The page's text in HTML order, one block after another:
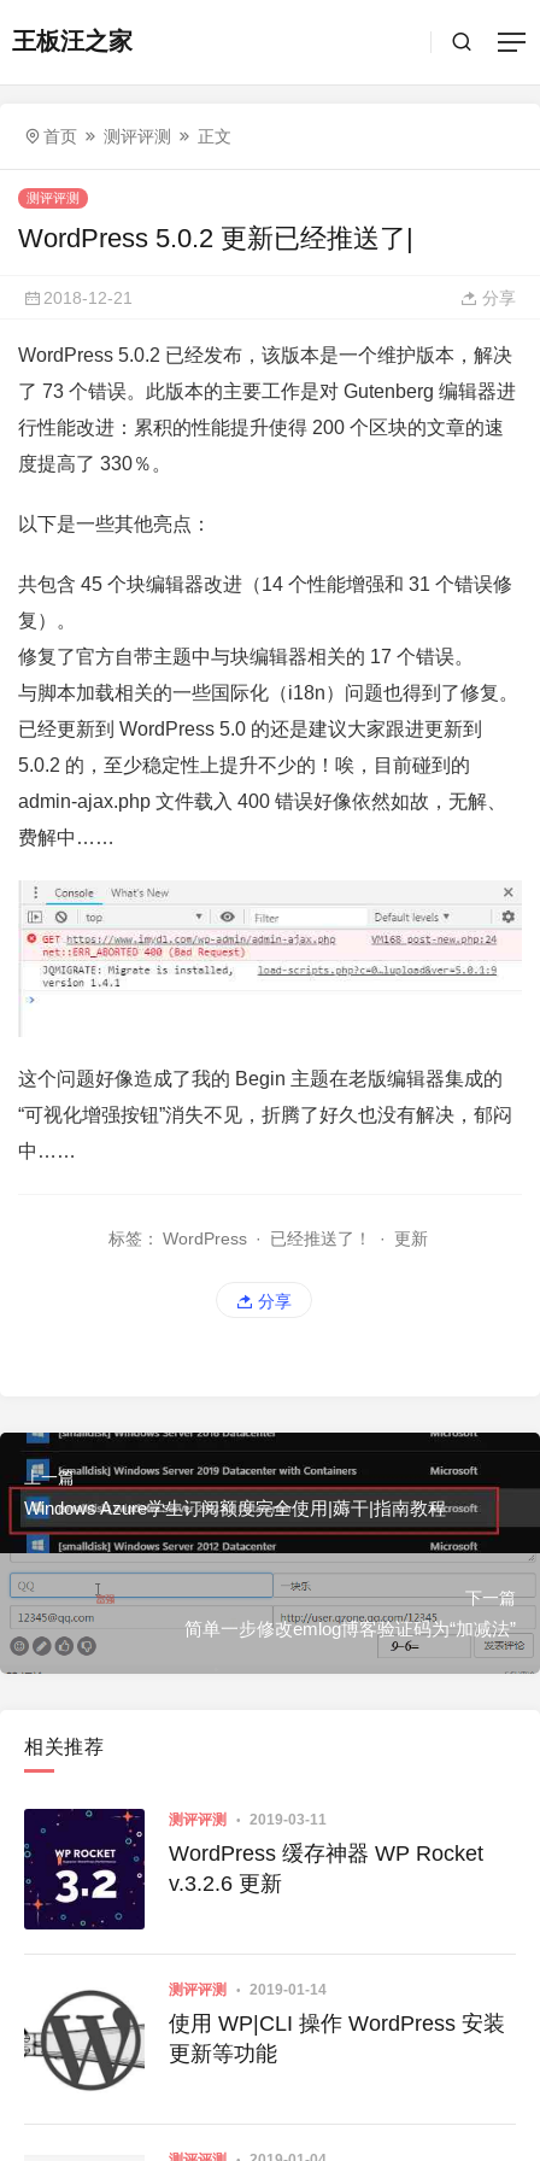
王板汪之家
首页 测评评测 正文
测评评测
WordPress 5.0.2 更新已经推送了|
2018-12-21 分享
WordPress 5.0.2 已经发布，该版本是一个维护版本，解决
了 73 个错误。此版本的主要工作是对 Gutenberg 编辑器进
行性能改进：累积的性能提升使得 200 个区块的文章的速
度提高了 330％。
以下是一些其他亮点：
共包含 45 个块编辑器改进（14 个性能增强和 31 个错误修
复）。
修复了官方自带主题中与块编辑器相关的 17 个错误。
与脚本加载相关的一些国际化（i18n）问题也得到了修复。
已经更新到 WordPress 5.0 的还是建议大家跟进更新到
5.0.2 的，至少稳定性上提升不少的！唉，目前碰到的
admin-ajax.php 文件载入 400 错误好像依然如故，无解、
费解中……
这个问题好像造成了我的 Begin 主题在老版编辑器集成的
“可视化增强按钮”消失不见，折腾了好久也没有解决，郁闷
中……
标签： WordPress · 已经推送了！ · 更新
分享
上一篇
Windows Azure学生订阅额度完全使用|薅干|指南教程
下一篇
简单一步修改emlog博客验证码为“加减法”
相关推荐
测评评测 2019-03-11
WordPress 缓存神器 WP Rocket
v.3.2.6 更新
测评评测 2019-01-14
使用 WP|CLI 操作 WordPress 安装
更新等功能